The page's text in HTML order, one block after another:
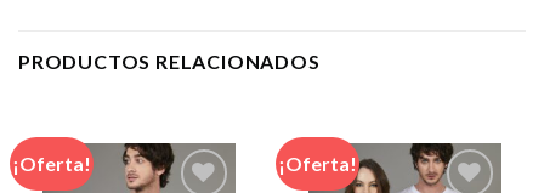
PRODUCTOS RELACIONADOS
¡Oferta! ¡Oferta!